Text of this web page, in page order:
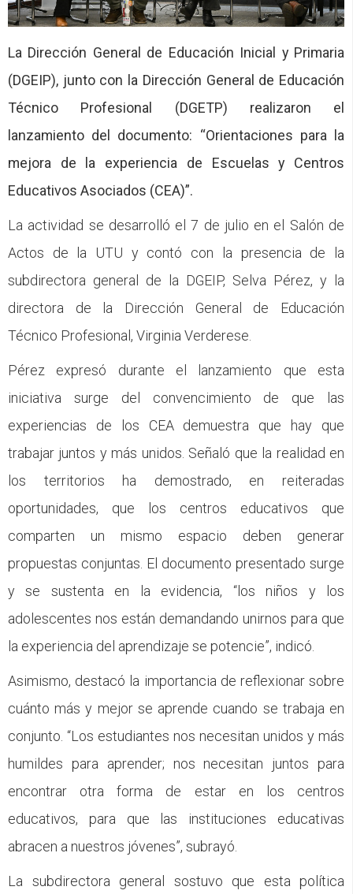
CFP
Noticias
La Dirección General de Educación Inicial y Primaria
(DGEIP), junto con la Dirección General de Educación
Técnico Profesional (DGETP) realizaron el
lanzamiento del documento: “Orientaciones para la
mejora de la experiencia de Escuelas y Centros
Educativos Asociados (CEA)”.
La actividad se desarrolló el 7 de julio en el Salón de
Actos de la UTU y contó con la presencia de la
subdirectora general de la DGEIP, Selva Pérez, y la
directora de la Dirección General de Educación
Técnico Profesional, Virginia Verderese.
Pérez expresó durante el lanzamiento que esta
iniciativa surge del convencimiento de que las
experiencias de los CEA demuestra que hay que
trabajar juntos y más unidos. Señaló que la realidad en
los territorios ha demostrado, en reiteradas
oportunidades, que los centros educativos que
comparten un mismo espacio deben generar
propuestas conjuntas. El documento presentado surge
y se sustenta en la evidencia, “los niños y los
adolescentes nos están demandando unirnos para que
la experiencia del aprendizaje se potencie”, indicó.
Asimismo, destacó la importancia de reflexionar sobre
cuánto más y mejor se aprende cuando se trabaja en
conjunto. “Los estudiantes nos necesitan unidos y más
humildes para aprender; nos necesitan juntos para
encontrar otra forma de estar en los centros
educativos, para que las instituciones educativas
abracen a nuestros jóvenes”, subrayó.
La subdirectora general sostuvo que esta política